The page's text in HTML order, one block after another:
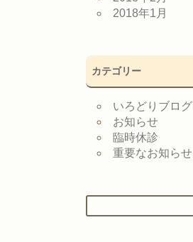
2018年1月
カテゴリー
いろどりブログ
お知らせ
臨時休診
重要なお知らせ